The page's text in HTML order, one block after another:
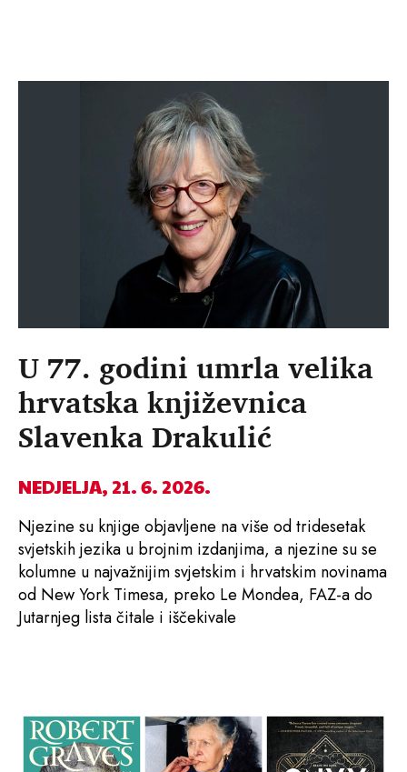
U 77. godini umrla velika
hrvatska književnica
Slavenka Drakulić
NEDJELJA, 21. 6. 2026.
Njezine su knjige objavljene na više od tridesetak
svjetskih jezika u brojnim izdanjima, a njezine su se
kolumne u najvažnijim svjetskim i hrvatskim novinama
od New York Timesa, preko Le Mondea, FAZ-a do
Jutarnjeg lista čitale i iščekivale